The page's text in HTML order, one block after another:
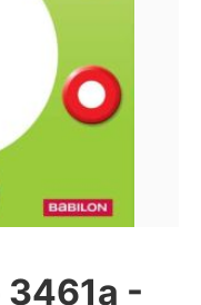
3461a -